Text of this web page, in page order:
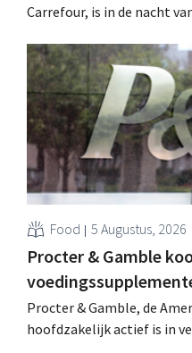
Carrefour, is in de nacht
retailer, realiseerde de
toenmalig Belgisch
Food 5 Augustus, 2026
Procter & Gamble
Procter & Gamble, de
hoofdzakelijk actief is in